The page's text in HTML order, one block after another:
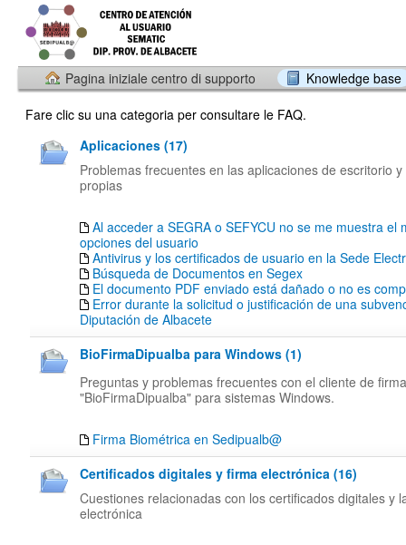
Pagina iniziale centro di supporto
Knowledge base
Fare clic su una categoria per consultare le FAQ.
Aplicaciones (17)
Problemas frecuentes en las aplicaciones de escritorio
propias
Al acceder a SEGRA o SEFYCU no se me muestra el
opciones del usuario
Antivirus y los certificados de usuario en la Sede
Búsqueda de Documentos en Segex
El documento PDF enviado está dañado o no es
Error durante la solicitud o justificación de una
Diputación de Albacete
BioFirmaDipualba para Windows (1)
Preguntas y problemas frecuentes con el cliente de firma
"BioFirmaDipualba" para sistemas Windows.
Firma Biométrica en Sedipualb@
Certificados digitales y firma electrónica (16)
Cuestiones relacionadas con los certificados digitales y
electrónica